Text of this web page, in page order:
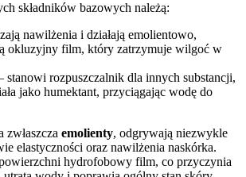
składników bazowych należą:
nawilżenia i działają emolientowo,
okluzyjny film, który zatrzymuje wilgoć w
stanowi rozpuszczalnik dla innych substancji,
jako humektant, przyciągając wodę do
zwłaszcza emolienty, odgrywają niezwykle
elastyczności oraz nawilżenia naskórka.
hydrofobowy film, co przyczynia